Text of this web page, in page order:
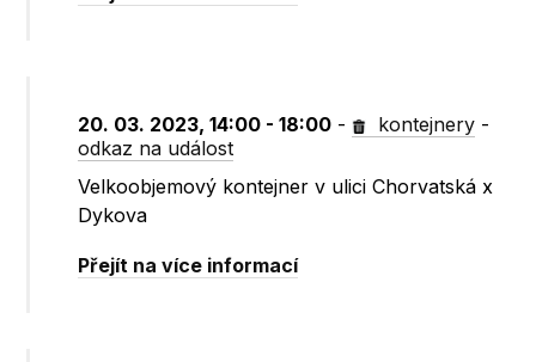
20. 03. 2023, 14:00 - 18:00 - kontejnery -
odkaz na událost
Velkoobjemový kontejner v ulici Chorvatská x
Dykova
Přejít na více informací